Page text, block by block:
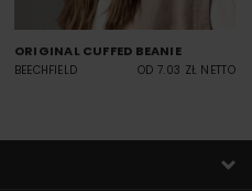
ORIGINAL CUFFED BEANIE
BEECHFIELD OD 7.03 ZŁ NETTO